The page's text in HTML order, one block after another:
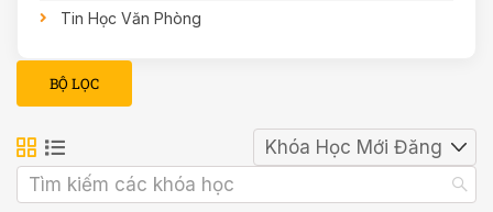
Tin Học Văn Phòng
BỘ LỌC